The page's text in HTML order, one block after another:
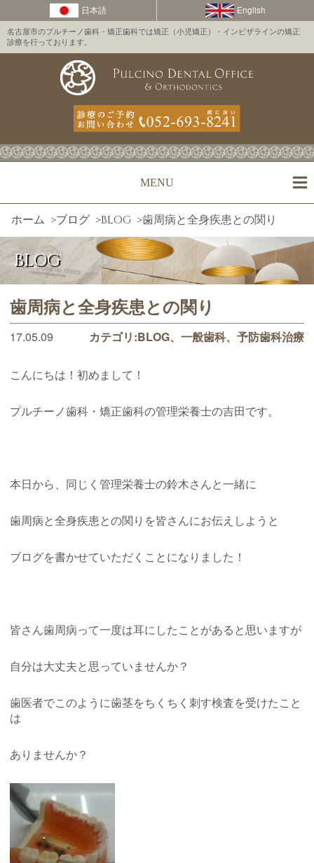
名古屋市のプルチーノ歯科・矯正歯科では矯正（小児矯正）・インビザラインの矯正
診療を行っております。
MENU
ホーム >ブログ >BLOG >歯周病と全身疾患との関り
BLOG
歯周病と全身疾患との関り
17.05.09 カテゴリ:BLOG 一般歯科 予防歯科治療
こんにちは！初めまして！
プルチーノ歯科・矯正歯科の管理栄養士の吉田です。
本日から、同じく管理栄養士の鈴木さんと一緒に
歯周病と全身疾患との関りを皆さんにお伝えしようと
ブログを書かせていただくことになりました！
皆さん歯周病って一度は耳にしたことがあると思いますが
自分は大丈夫と思っていませんか？
歯医者でこのように歯茎をちくちく刺す検査を受けたこと
は
ありませんか？